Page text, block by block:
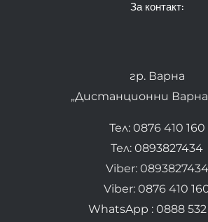
За контакт:
гр. Варна
„Дистанционни
Тел: 0876 410 160
Тел: 0893827434
Viber: 0893827434
Viber: 0876 410
WhatsApp : 0888 532